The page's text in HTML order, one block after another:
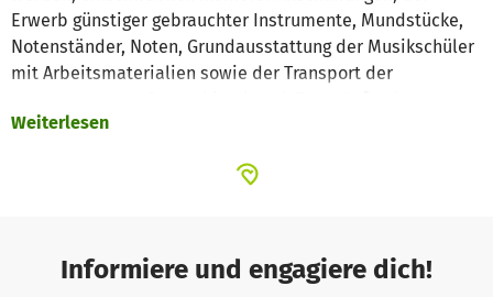
Erwerb günstiger gebrauchter Instrumente, Mundstücke,
Notenständer, Noten, Grundausstattung der Musikschüler
mit Arbeitsmaterialien sowie der Transport der
planen wir die Anschaffung von Notebooks, Beamer und
unserer Homepage:
www.akosiwa.comoder per E-Mail
info@akosiwa.com.
Weiterlesen
Informiere und engagiere dich!